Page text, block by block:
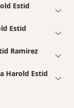
Estid
Estid
Ramirez
Harold Estid